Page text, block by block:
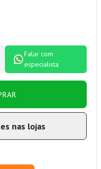
Falar com
especialista
nas lojas